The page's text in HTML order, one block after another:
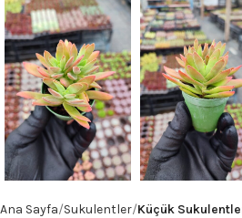
Ana Sayfa Sukulentler Küçük